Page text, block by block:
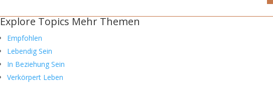
Explore TopicsMehr Themen
Empfohlen
Lebendig Sein
In Beziehung Sein
Verkörpert Leben